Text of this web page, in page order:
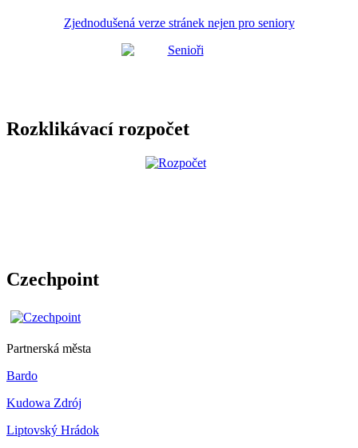
Zjednodušená verze stránek nejen pro seniory
Rozklikávací rozpočet
Czechpoint
Partnerská města
Bardo
Kudowa Zdrój
Liptovský Hrádok